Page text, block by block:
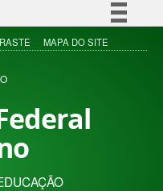
Simplifique!
Acesso à informação
MAPA DO SITE